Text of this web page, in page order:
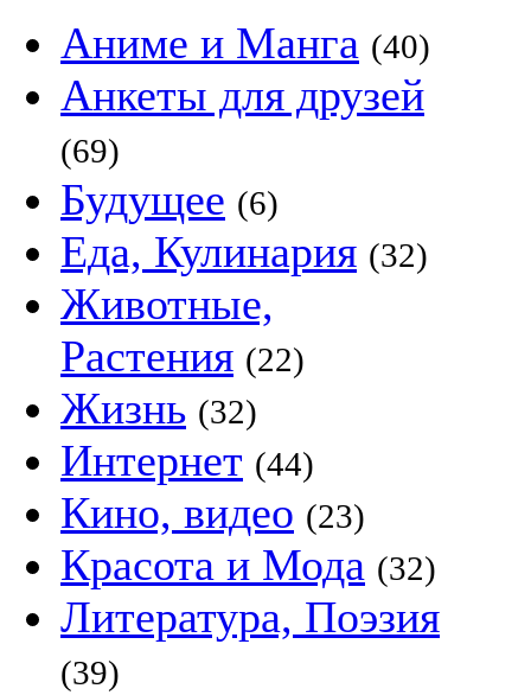
Аниме и Манга (40)
Анкеты для друзей
(69)
Будущее (6)
Еда, Кулинария (32)
Животные,
Растения (22)
Жизнь (32)
Интернет (44)
Кино, видео (23)
Красота и Мода (32)
Литература, Поэзия
(39)